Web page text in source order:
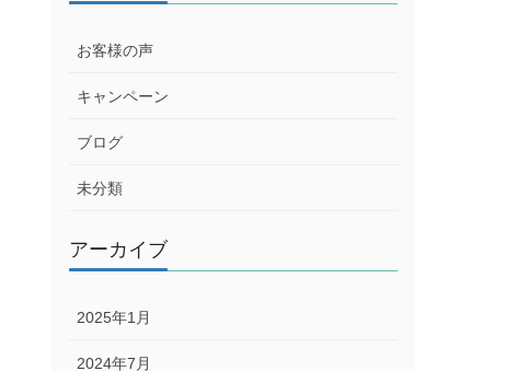
お客様の声
キャンペーン
ブログ
未分類
アーカイブ
2025年1月
2024年7月